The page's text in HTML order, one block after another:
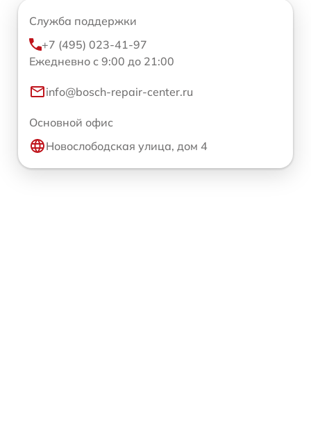
Служба поддержки
+7 (495) 023-41-97
Ежедневно с 9:00 до 21:00
info@bosch-repair-center.ru
Основной офис
Новослободская улица, дом 4